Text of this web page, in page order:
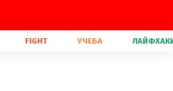
FIGHT УЧЕБА